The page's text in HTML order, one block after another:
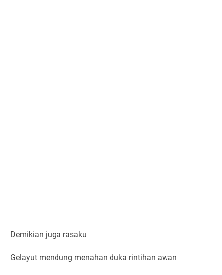
Demikian juga rasaku
Gelayut mendung menahan duka rintihan awan